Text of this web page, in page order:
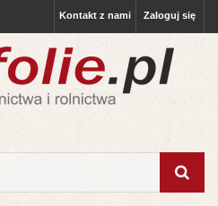
Zaloguj się
Kontakt z nami